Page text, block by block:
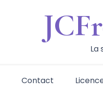
La
Contact